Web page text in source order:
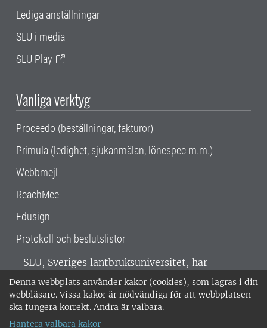
Denna webbplats använder kakor (cookies), som lagras i din
webbläsare. Vissa kakor är nödvändiga för att webbplatsen
ska fungera korrekt. Andra är valbara.
Hantera valbara kakor
Lediga anställningar
SLU i media
SLU Play
Vanliga verktyg
Proceedo (beställningar, fakturor)
Primula (ledighet, sjukanmälan, lönespec m.m.)
Webbmejl
ReachMee
Edusign
Protokoll och beslutslistor
SLU, Sveriges lantbruksuniversitet, har
verksamhet över hela Sverige. Huvudorter är
Alnarp, Uppsala och Umeå.SLU är
miljöcertifierat enligt ISO 14001. •
018-67 10 00 • Org nr: 202100-2817 •